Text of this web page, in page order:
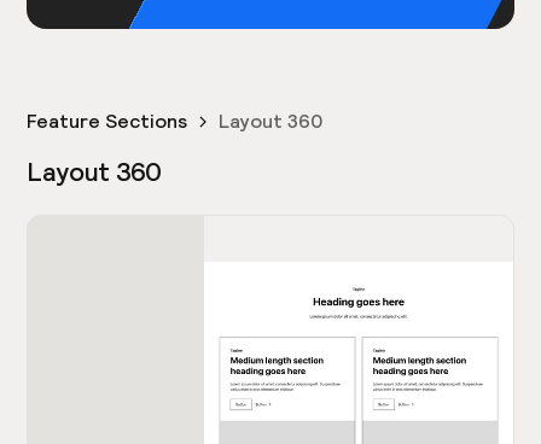
Feature Sections Layout 360
Layout 360